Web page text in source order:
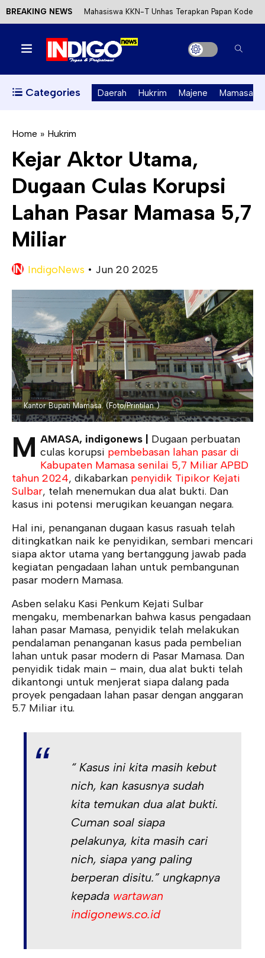
BREAKING NEWS Mahasiswa KKN-T Unhas Terapkan Papan Kode
Etik Wisata di Pantai Lawere Desa Lotang Salo
Satu DPO Pengeroyokan SPBU Tapalang
Ditangkap, Satu Lagi Kabur ke Kalimantan
Kecewa Kapolresta Absen, APPK Mamuju
Soroti Kejanggalan Kasus Tambang Emas Ilegal
Categories Daerah Hukrim Majene Mamasa
Home » Hukrim
Kejar Aktor Utama,
Dugaan Culas Korupsi
Lahan Pasar Mamasa 5,7
Miliar
IndigoNews • Jun 20 2025
Kantor Bupati Mamasa. (Foto/Printilan )
M AMASA, indigonews |
Dugaan perbuatan
culas korupsi pembebasan lahan pasar di
Kabupaten Mamasa senilai 5,7 Miliar APBD
tahun 2024, dikabarkan penyidik Tipikor Kejati
Sulbar, telah menemukan dua alat bukti. Dan
kasus ini potensi merugikan keuangan negara.
Hal ini, penanganan dugaan kasus rasuah telah
ditingkatkan naik ke penyidikan, sembari mencari
siapa aktor utama yang bertanggung jawab pada
kegiatan pengadaan lahan untuk pembangunan
pasar modern Mamasa.
Asben selaku Kasi Penkum Kejati Sulbar
mengaku, membenarkan bahwa kasus pengadaan
lahan pasar Mamasa, penyidik telah melakukan
pendalaman penanganan kasus pada pembelian
lahan untuk pasar modern di Pasar Mamasa. Dan
penyidik tidak main – main, dua alat bukti telah
dikantongi untuk menjerat siapa dalang pada
proyek pengadaan lahan pasar dengan anggaran
5.7 Miliar itu.
“ Kasus ini kita masih kebut
nich, kan kasusnya sudah
kita temukan dua alat bukti.
Cuman soal siapa
pelakunya, kita masih cari
nich, siapa yang paling
berperan disitu.” ungkapnya
kepada wartawan
indigonews.co.id